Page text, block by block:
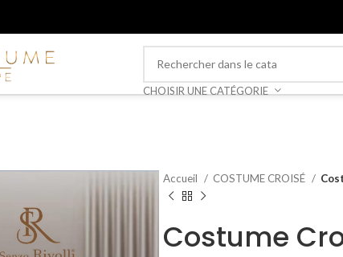
CHOISIR UNE CATÉGORIE
Accueil COSTUME CROISÉ
Costume